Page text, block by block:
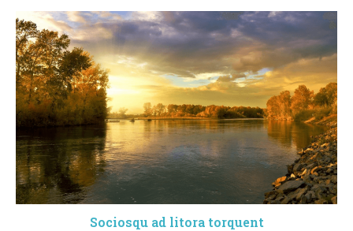
Sociosqu ad litora torquent